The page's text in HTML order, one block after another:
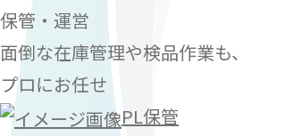
保管・運営
面倒な在庫管理や検品作業も、
プロにお任せ
PL保管